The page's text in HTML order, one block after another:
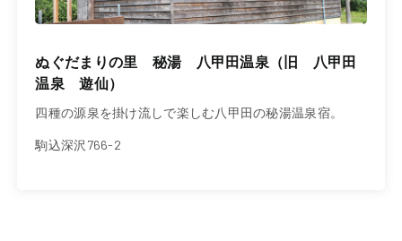
ぬぐだまりの里 秘湯 八甲田温泉（旧 八甲田
温泉 遊仙）
四種の源泉を掛け流しで楽しむ八甲田の秘湯温泉宿。
駒込深沢766-2